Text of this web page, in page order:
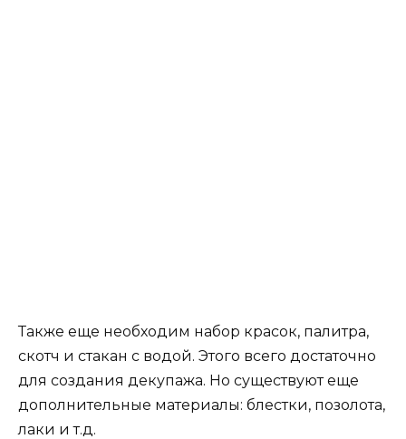
Также еще необходим набор красок, палитра,
скотч и стакан с водой. Этого всего достаточно
для создания декупажа. Но существуют еще
дополнительные материалы: блестки, позолота,
лаки и т.д.